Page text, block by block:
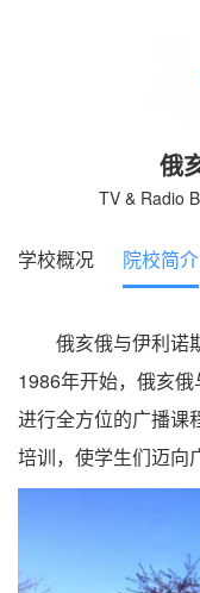
俄
TV & Radio
学校概况 院校简介
俄亥俄与伊利诺斯
1986年开始，俄亥
进行全方位的广播课
培训，使学生们迈向